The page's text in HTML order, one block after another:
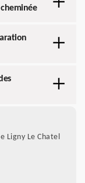
Ligny Le Chatel